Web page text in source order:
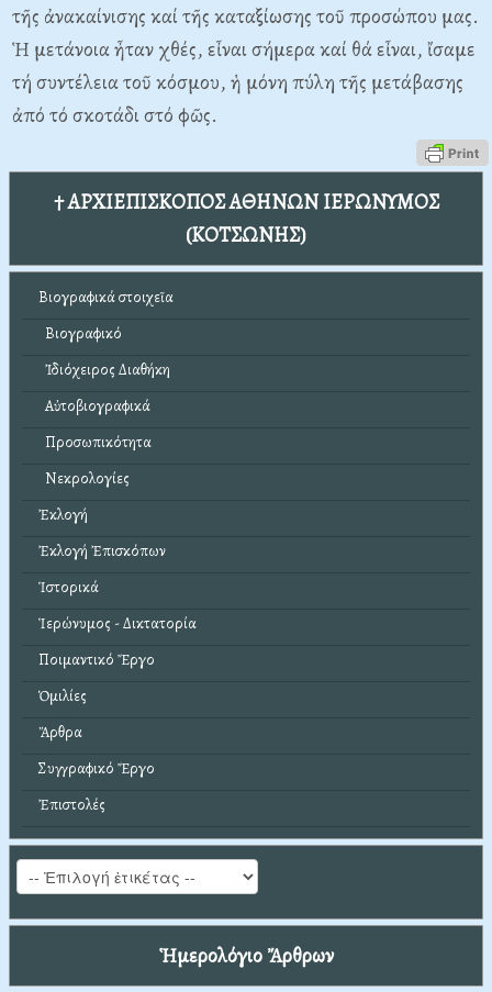
τῆς ἀνακαίνισης καί τῆς καταξίωσης τοῦ προσώπου μας.
Ἡ μετάνοια ἦταν χθές, εἶναι σήμερα καί θά εἶναι, ἴσαμε
τή συντέλεια τοῦ κόσμου, ἡ μόνη πύλη τῆς μετάβασης
ἀπό τό σκοτάδι στό φῶς.
† ΑΡΧΙΕΠΙΣΚΟΠΟΣ ΑΘΗΝΩΝ ΙΕΡΩΝΥΜΟΣ
(ΚΟΤΣΩΝΗΣ)
Βιογραφικά στοιχεῖα
Βιογραφικό
Ἰδιόχειρος Διαθήκη
Αὐτοβιογραφικά
Προσωπικότητα
Νεκρολογίες
Ἐκλογή
Ἐκλογή Ἐπισκόπων
Ἱστορικά
Ἱερώνυμος - Δικτατορία
Ποιμαντικό Ἔργο
Ὁμιλίες
Ἄρθρα
Συγγραφικό Ἔργο
Ἐπιστολές
Ἡμερολόγιο Ἄρθρων